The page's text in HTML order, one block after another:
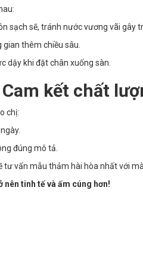
sạch sẽ, tránh nước vương vãi gây
thêm chiều sâu.
dậy khi đặt chân xuống sàn.
kết chất
chị:
đúng mô tả.
tư vấn mẫu thảm hài hòa nhất với
nên tinh tế và ấm cúng hơn!